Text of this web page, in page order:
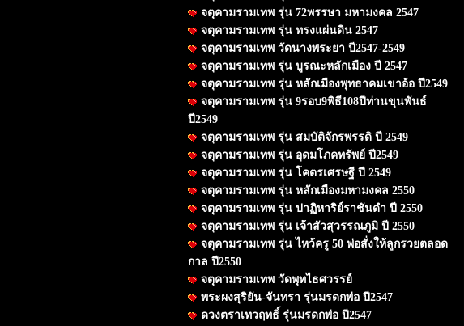
จตุคามรามเทพ รุ่น 72พรรษา มหามงคล 2547
จตุคามรามเทพ รุ่น ทรงแผ่นดิน 2547
จตุคามรามเทพ วัดนางพระยา ปี2547-2549
จตุคามรามเทพ รุ่น บูรณะหลักเมือง ปี 2547
จตุคามรามเทพ รุ่น หลักเมืองพุทธาคมเขาอ้อ ปี2549
จตุคามรามเทพ รุ่น 9รอบ9พิธี108ปีท่านขุนพันธ์
ปี2549
จตุคามรามเทพ รุ่น สมบัติจักรพรรดิ ปี 2549
จตุคามรามเทพ รุ่น อุดมโภคทรัพย์ ปี2549
จตุคามรามเทพ รุ่น โคตรเศรษฐี ปี 2549
จตุคามรามเทพ รุ่น หลักเมืองมหามงคล 2550
จตุคามรามเทพ รุ่น ปาฏิหาริย์ราชันดำ ปี 2550
จตุคามรามเทพ รุ่น เจ้าสัวสุวรรณภูมิ ปี 2550
จตุคามรามเทพ รุ่น ไหว้ครู 50 พ่อสั่งให้ลูกรวยตลอด
กาล ปี2550
จตุคามรามเทพ วัดพุทไธศวรรย์
พระผงสุริยัน-จันทรา รุ่นมรดกพ่อ ปี2547
ดวงตราเทวฤทธิ์ รุ่นมรดกพ่อ ปี2547